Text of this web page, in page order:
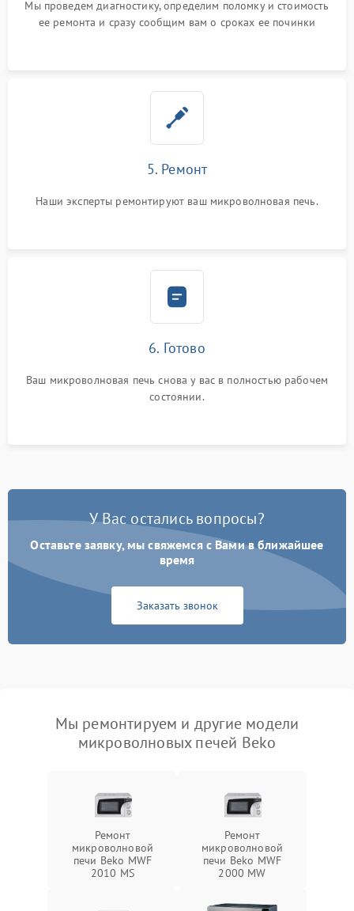
Мы проведем диагностику, определим поломку и стоимость
ее ремонта и сразу сообщим вам о сроках ее починки
5. Ремонт
Наши эксперты ремонтируют ваш микроволновая печь.
6. Готово
Ваш микроволновая печь снова у вас в полностью рабочем
состоянии.
У Вас остались вопросы?
Оставьте заявку, мы свяжемся с Вами в ближайшее
время
Заказать звонок
Мы ремонтируем и другие модели
микроволновых печей Beko
Ремонт
микроволновой
печи Beko MWF
2010 MS
Ремонт
микроволновой
печи Beko MWF
2000 MW